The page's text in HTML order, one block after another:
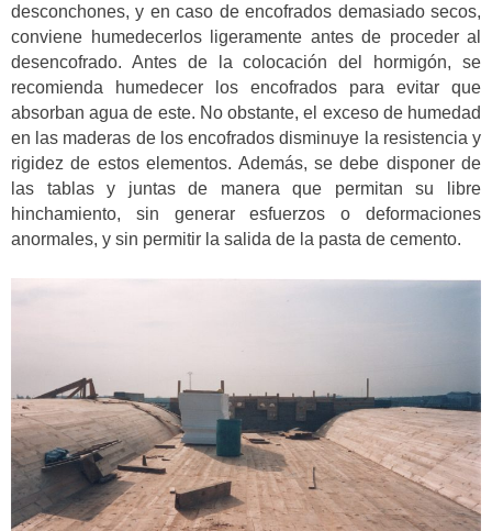
desconchones, y en caso de encofrados demasiado secos,
conviene humedecerlos ligeramente antes de proceder al
desencofrado. Antes de la colocación del hormigón, se
recomienda humedecer los encofrados para evitar que
absorban agua de este. No obstante, el exceso de humedad
en las maderas de los encofrados disminuye la resistencia y
rigidez de estos elementos. Además, se debe disponer de
las tablas y juntas de manera que permitan su libre
hinchamiento, sin generar esfuerzos o deformaciones
anormales, y sin permitir la salida de la pasta de cemento.